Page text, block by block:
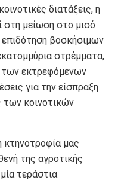
διατάξεις, η
στη μείωση στο μισό
βοσκήσιμων
στρέμματα,
των εκτρεφόμενων
για την είσπραξη
κοινοτικών
κτηνοτροφία μας
της αγροτικής
τεράστια